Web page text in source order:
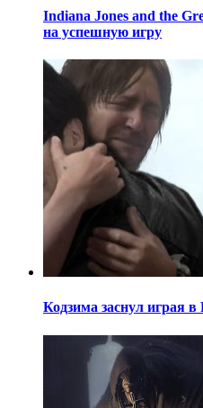
Indiana Jones and the
на успешную игру
Кодзима заснул играя